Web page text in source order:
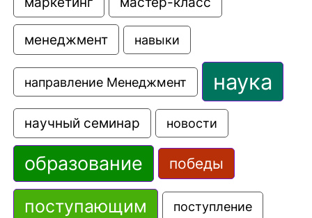
менеджмент навыки
направление Менеджмент наука
научный семинар новости
образование победы
поступающим поступление